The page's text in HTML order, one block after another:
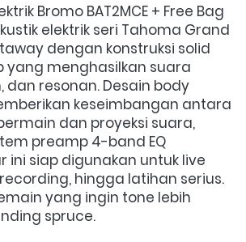
Bromo BAT2MCE + Free Bag
elektrik seri Tahoma Grand
dengan konstruksi solid
yang menghasilkan suara
dan resonan. Desain body
keseimbangan antara
dan proyeksi suara,
preamp 4-band EQ
ini siap digunakan untuk live
hingga latihan serius.
yang ingin tone lebih
spruce.